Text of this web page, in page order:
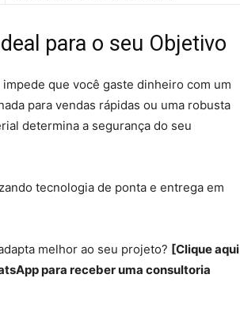
para o seu Objetivo
impede que você gaste dinheiro com um
para vendas rápidas ou uma robusta
determina a segurança do seu
tecnologia de ponta e entrega em
melhor ao seu projeto? [Clique aqui
para receber uma consultoria